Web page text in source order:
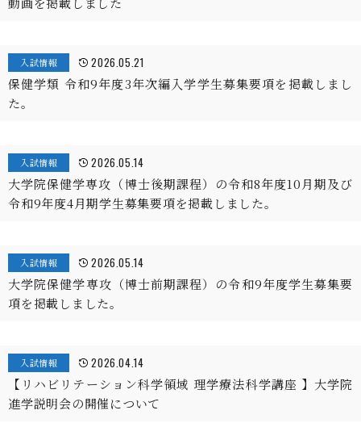
入試情報 2026.05.21
保健学類 令和9年度3年次編入学学生募集要項を掲載しまし
た。
入試情報 2026.05.14
大学院保健学専攻（博士後期課程）の令和8年度10月期及び
令和9年度4月期学生募集要項を掲載しました。
入試情報 2026.05.14
大学院保健学専攻（博士前期課程）の令和9年度学生募集要
項を掲載しました。
入試情報 2026.04.14
【リハビリテーション科学領域 理学療法科学講座 】大学院
進学説明会の開催について